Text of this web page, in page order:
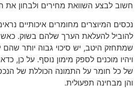
חשוב לבצע השוואת מחירים ולבחון את
נכסים המיוצרים מחומרים איכותיים
להוביל להעלאת הערך שלהם בשוק.
שמתחזק היטב, יש סיכוי גבוה יותר
ויהיו מוכנים לספק מימון נוסף. על כן,
של כל חומר על התמונה הכוללת של
והן מבחינה תפעולית.